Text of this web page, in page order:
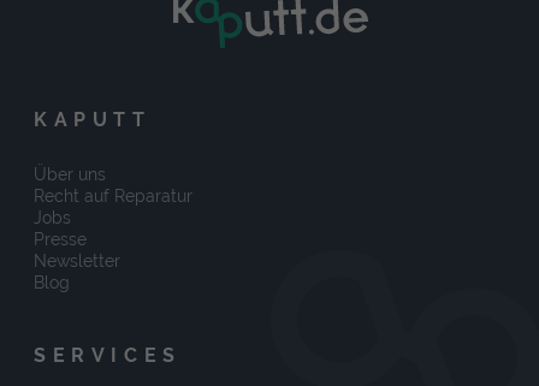
KAPUTT
Über uns
Recht auf Reparatur
Jobs
Presse
Newsletter
Blog
SERVICES